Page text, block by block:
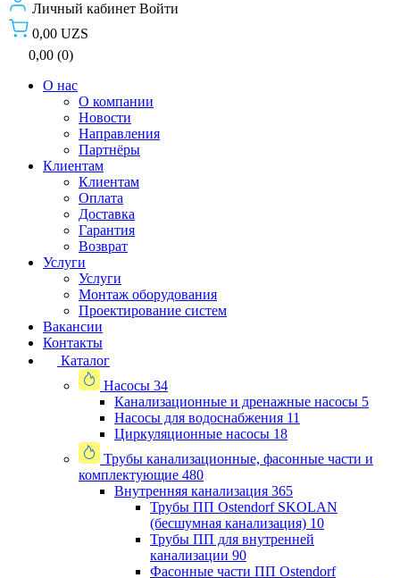
Личный кабинет Войти
0,00 UZS
0,00 (0)
О нас
О компании
Новости
Направления
Партнёры
Клиентам
Клиентам
Оплата
Доставка
Гарантия
Возврат
Услуги
Услуги
Монтаж оборудования
Проектирование систем
Вакансии
Контакты
Каталог
Насосы 34
Канализационные и дренажные насосы 5
Насосы для водоснабжения 11
Циркуляционные насосы 18
Трубы канализационные, фасонные части и
комплектующие 480
Внутренняя канализация 365
Трубы ПП Ostendorf SKOLAN
(бесшумная канализация) 10
Трубы ПП для внутренней
канализации 90
Фасонные части ПП Ostendorf